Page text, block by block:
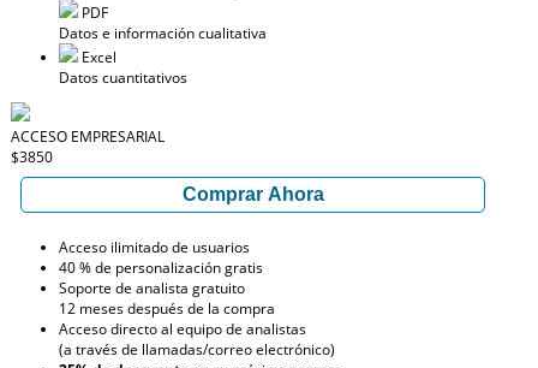
PDF
Datos e información cualitativa
Excel
Datos cuantitativos
ACCESO EMPRESARIAL
$3850
Comprar Ahora
Acceso ilimitado de usuarios
40 % de personalización gratis
Soporte de analista gratuito
12 meses después de la compra
Acceso directo al equipo de analistas
(a través de llamadas/correo electrónico)